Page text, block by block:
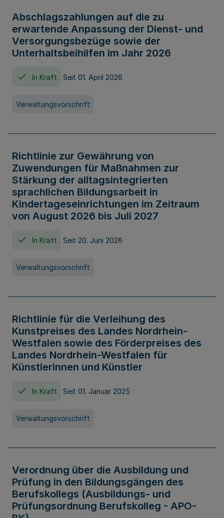
Abschlagszahlungen auf die zu
erwartende Anpassung der Dienst- und
Versorgungsbezüge sowie der
Unterhaltsbeihilfen im Jahr 2026
In Kraft Seit 01. April 2026
Verwaltungsvorschrift
Richtlinie zur Gewährung von
Zuwendungen für Maßnahmen zur
Stärkung der alltagsintegrierten
sprachlichen Bildungsarbeit in
Kindertageseinrichtungen im Zeitraum
von August 2026 bis Juli 2027
In Kraft Seit 20. Juni 2026
Verwaltungsvorschrift
Richtlinie für die Verleihung des
Kunstpreises des Landes Nordrhein-
Westfalen sowie des Förderpreises des
Landes Nordrhein-Westfalen für
Künstlerinnen und Künstler
In Kraft Seit 01. Januar 2025
Verwaltungsvorschrift
Verordnung über die Ausbildung und
Prüfung in den Bildungsgängen des
Berufskollegs (Ausbildungs- und
Prüfungsordnung Berufskolleg - APO-